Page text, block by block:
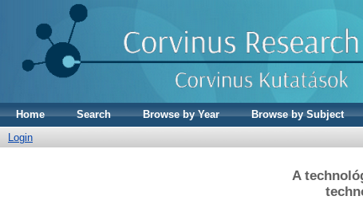
Home Search Browse by Year Browse by Subject
Login
A